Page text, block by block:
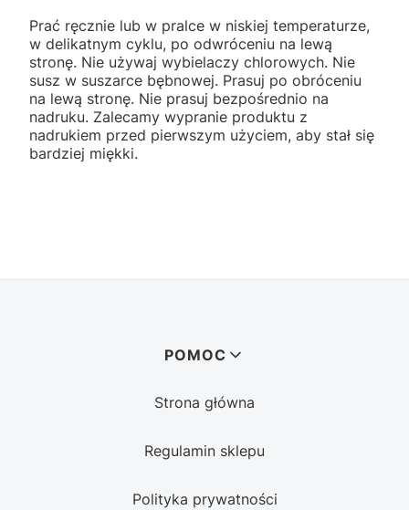
Prać ręcznie lub w pralce w niskiej temperaturze,
w delikatnym cyklu, po odwróceniu na lewą
stronę. Nie używaj wybielaczy chlorowych. Nie
susz w suszarce bębnowej. Prasuj po obróceniu
na lewą stronę. Nie prasuj bezpośrednio na
nadruku. Zalecamy wypranie produktu z
nadrukiem przed pierwszym użyciem, aby stał się
bardziej miękki.
POMOC
Strona główna
Regulamin sklepu
Polityka prywatności